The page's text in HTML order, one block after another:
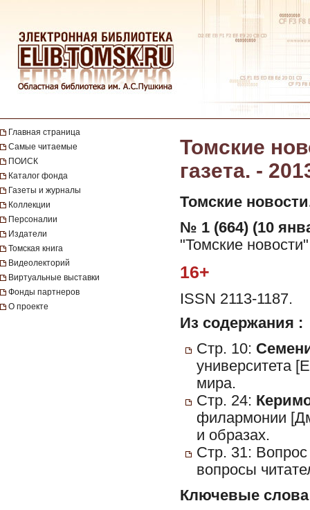
Главная страница
Самые читаемые
ПОИСК
Каталог фонда
Газеты и журналы
Коллекции
Персоналии
Издатели
Томская книга
Видеолекторий
Виртуальные выставки
Фонды партнеров
О проекте
Томские
газета. -
Томские
№ 1 (664) (10
"Томские
16+
ISSN 2113-1187.
Из содержания :
Стр. 10:
университета
мира.
Стр. 24:
филармонии
и образах.
Стр. 31:
вопросы
Ключевые слова